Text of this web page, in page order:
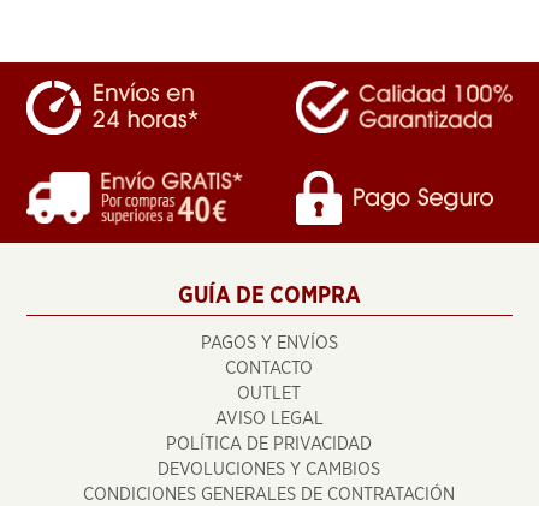
GUÍA DE COMPRA
PAGOS Y ENVÍOS
CONTACTO
OUTLET
AVISO LEGAL
POLÍTICA DE PRIVACIDAD
DEVOLUCIONES Y CAMBIOS
CONDICIONES GENERALES DE CONTRATACIÓN